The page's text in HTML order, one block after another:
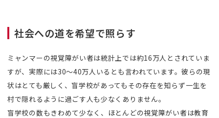
社会への道を希望で照らす
ミャンマーの視覚障がい者は統計上では約16万人とされていま
すが、実際には30～40万人いるとも言われています。彼らの現
状はとても厳しく、盲学校があってもその存在を知らず一生を
村で隠れるように過ごす人も少なくありません。
盲学校の数もきわめて少なく、ほとんどの視覚障がい者は教育